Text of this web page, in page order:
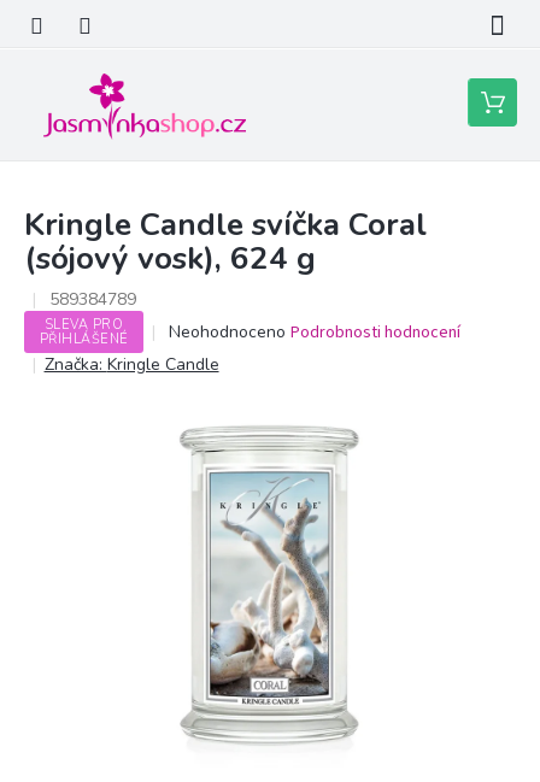
obsah
Nákupní
košík
Kringle Candle svíčka Coral
(sójový vosk), 624 g
589384789
SLEVA PRO
PŘIHLÁŠENÉ
Průměrné
hodnocení
produktu
hvězdiček.
Neohodnoceno Podrobnosti hodnocení
Značka: Kringle Candle